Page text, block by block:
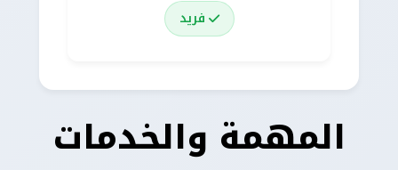
فريد
المهمة والخدمات